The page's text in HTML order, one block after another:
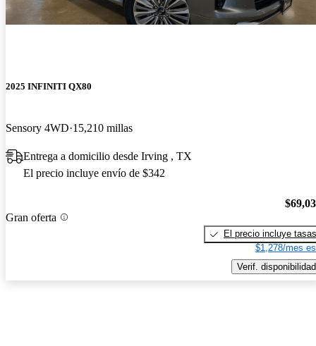
2025 INFINITI QX80
Sensory 4WD 15,210 millas
Entrega a domicilio desde Irving , TX
El precio incluye envío de $342
Gran oferta
El precio incluye tasas
$1,278/mes
Verif. disponibilidad